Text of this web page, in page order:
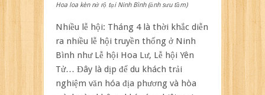
Hoa loa kèn nở rộ tại Ninh Bình (ảnh sưu tầm)
Nhiều lễ hội: Tháng 4 là thời khắc diễn
ra nhiều lễ hội truyền thống ở Ninh
Bình như Lễ hội Hoa Lư, Lễ hội Yên
Tử… Đây là dịp để du khách trải
nghiệm văn hóa địa phương và hòa